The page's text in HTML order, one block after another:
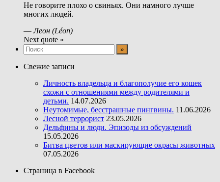
Не говорите плохо о свиньях. Они намного лучше
многих людей.
—Леон (Léon)
Next quote »
Свежие записи
Личность владельца и благополучие его кошек
схожи с отношениями между родителями и
детьми. 14.07.2026
Неутомимые, бесстрашные пингвины. 11.06.2026
Лесной террорист 23.05.2026
Дельфины и люди. Эпизоды из обсуждений
15.05.2026
Битва цветов или маскирующие окрасы животных
07.05.2026
Страница в Facebook